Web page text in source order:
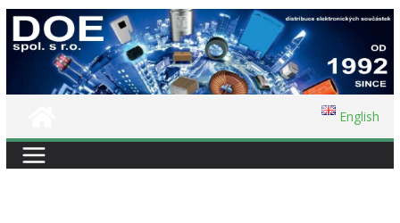
Přeskočit
na
English